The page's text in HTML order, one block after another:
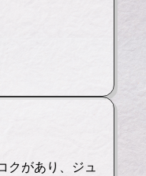
クがあり、ジュ